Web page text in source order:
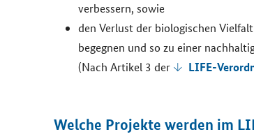
ver­bes­sern, sowie
den Ver­lust der bio­lo­gi­schen
be­geg­nen und so zu einer
(Nach Ar­ti­kel 3 der
LIFE-​
Wel­che Pro­jek­te wer­den im